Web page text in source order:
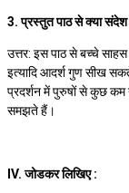
3. प्रस्तुत पाठ से क्या संदेश
उत्तर: इस पाठ से बच्चे
इत्यादि आदर्श गुण सीख
प्रदर्शन में पुरुषों से कुछ कम
समझते हैं।
IV. जोडकर लिखिए :